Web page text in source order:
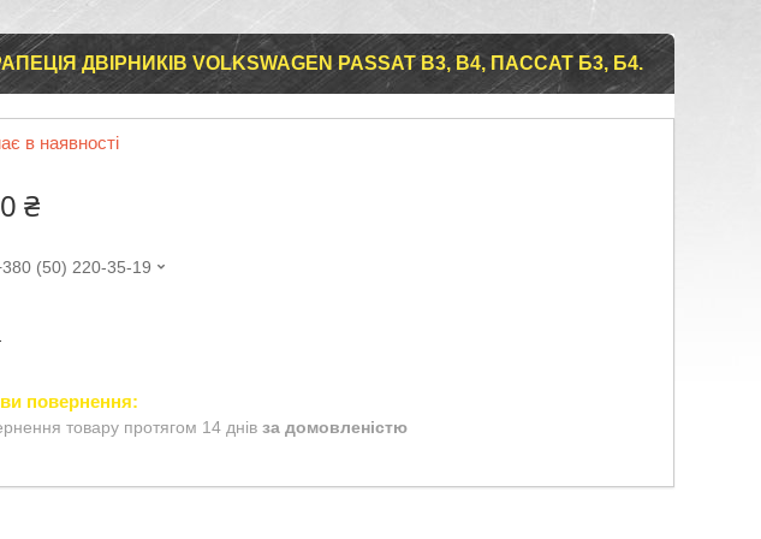
ДВІРНИКІВ VOLKSWAGEN PASSAT B3, B4, ПАССАТ Б3, Б4.
в наявності
₴
(50) 220-35-19
товару протягом 14 днів за домовленістю